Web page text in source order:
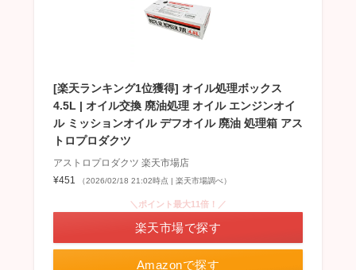
[楽天ランキング1位獲得] オイル処理ボックス
4.5L | オイル交換 廃油処理 オイル エンジンオイ
ル ミッションオイル デフオイル 廃油 処理箱 アス
トロプロダクツ
アストロプロダクツ 楽天市場店
¥451
（2026/02/18 21:02時点 | 楽天市場調べ）
Amazonで探す
＼ポイント最大11倍！／
楽天市場で探す